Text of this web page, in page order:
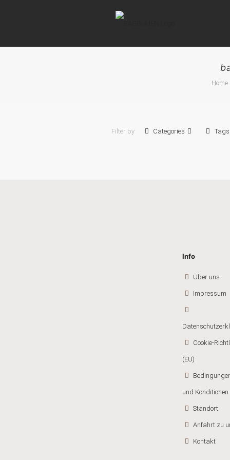
Home
Filter by Categories Tags
Info
Über uns
Impressum
Cookie-
(EU)
und Konditionen
Standort
Anfahrt zu
Kontakt